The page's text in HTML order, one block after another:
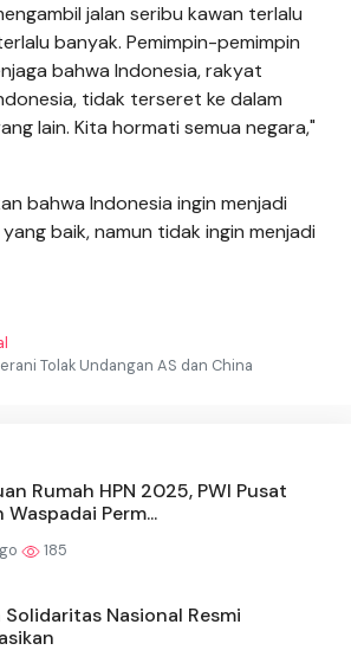
jalan seribu kawan terlalu
banyak. Pemimpin-pemimpin
bahwa Indonesia, rakyat
tidak terseret ke dalam
lain. Kita hormati semua negara,"
bahwa Indonesia ingin menjadi
baik, namun tidak ingin menjadi
Tolak Undangan AS dan China
Rumah HPN 2025, PWI Pusat
Perm...
185
Solidaritas Nasional Resmi